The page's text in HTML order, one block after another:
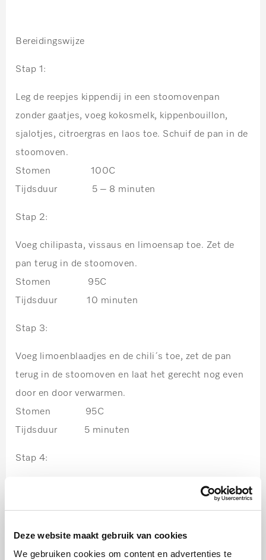
Deze website maakt gebruik van cookies
We gebruiken cookies om content en advertenties te
Bereidingswijze
Stap 1:
Leg de reepjes kippendij in een stoomovenpan
zonder gaatjes, voeg kokosmelk, kippenbouillon,
sjalotjes, citroergras en laos toe. Schuif de pan in de
stoomoven.
Stomen 100C
Tijdsduur
5 – 8 minuten
Stap 2:
Voeg chilipasta, vissaus en limoensap toe. Zet de
pan terug in de stoomoven.
Stomen 95C
Tijdsduur 10 minuten
Stap 3:
Voeg limoenblaadjes en de chili´s toe, zet de pan
terug in de stoomoven en laat het gerecht nog even
door en door verwarmen.
Stomen 95C
Tijdsduur 5 minuten
Stap 4:
Garneer de soep met wat korianderblaadjes, lente-